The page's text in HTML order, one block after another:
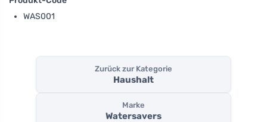
WAS001
Zurück zur Kategorie
Haushalt
Marke
Watersavers